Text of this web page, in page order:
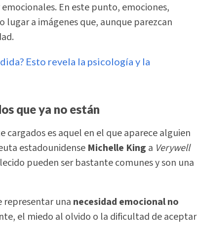
En este punto, emociones,
lugar a imágenes que, aunque parezcan
Esto revela la psicología y la
que ya no están
cargados es aquel en el que aparece alguien
estadounidense Michelle King a Verywell
pueden ser bastante comunes y son una
representar una necesidad emocional no
el miedo al olvido o la dificultad de aceptar